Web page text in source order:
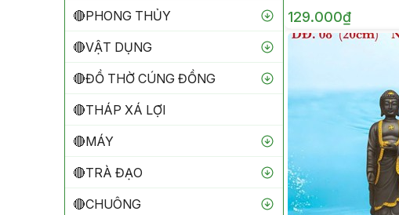
🔴PHONG THỦY
🔴VẬT DỤNG
🔴ĐỒ THỜ CÚNG ĐỒNG
🔴THÁP XÁ LỢI
🔴MÁY
🔴TRÀ ĐẠO
🔴CHUÔNG
129.000₫